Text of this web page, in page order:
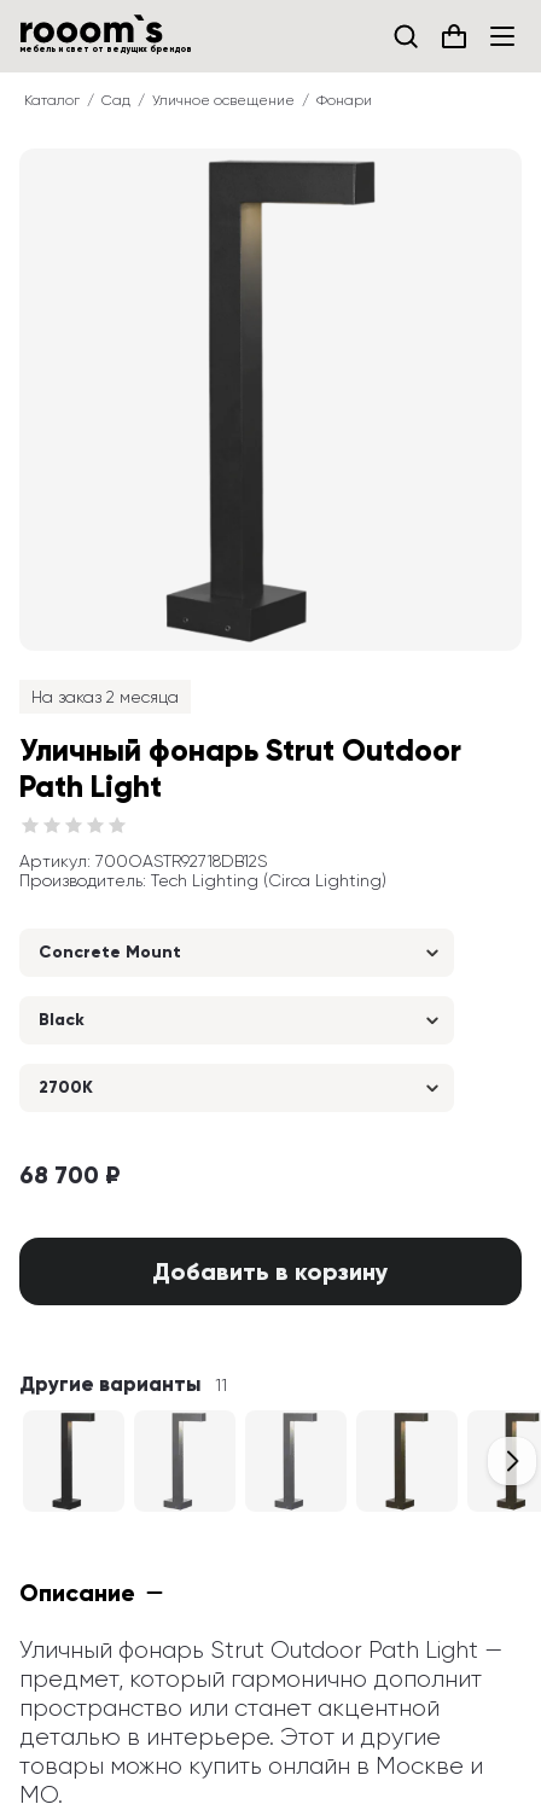
мебель и свет от ведущих брендов
Каталог Сад Уличное освещение Фонари
На заказ 2 месяца
Уличный фонарь Strut Outdoor
Path Light
Артикул: 700OASTR92718DB12S
Производитель: Tech Lighting (Circa Lighting)
Concrete Mount
Black
2700K
68 700 ₽
Добавить в корзину
Другие варианты 11
Описание
Уличный фонарь Strut Outdoor Path Light —
предмет, который гармонично дополнит
пространство или станет акцентной
деталью в интерьере. Этот и другие
товары можно купить онлайн в Москве и
МО.